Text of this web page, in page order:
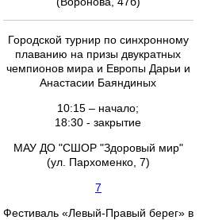
Городской турнир по синхронному
плаванию на призы двукратных
чемпионов мира и Европы Дарьи и
Анастасии Баяндиных
10:15 – начало;
18:30 - закрытие
МАУ ДО "СШОР "Здоровый мир"
(ул. Пархоменко, 7)
7
Фестиваль «Левый-Правый берег» в